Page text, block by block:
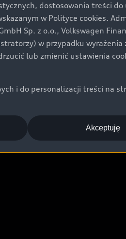
dostosowania treści do
w Polityce cookies.
Sp. z o.o., Volkswagen
w przypadku wyrażenia
lub zmienić ustawienia
i do personalizacji treści na
Akceptuję